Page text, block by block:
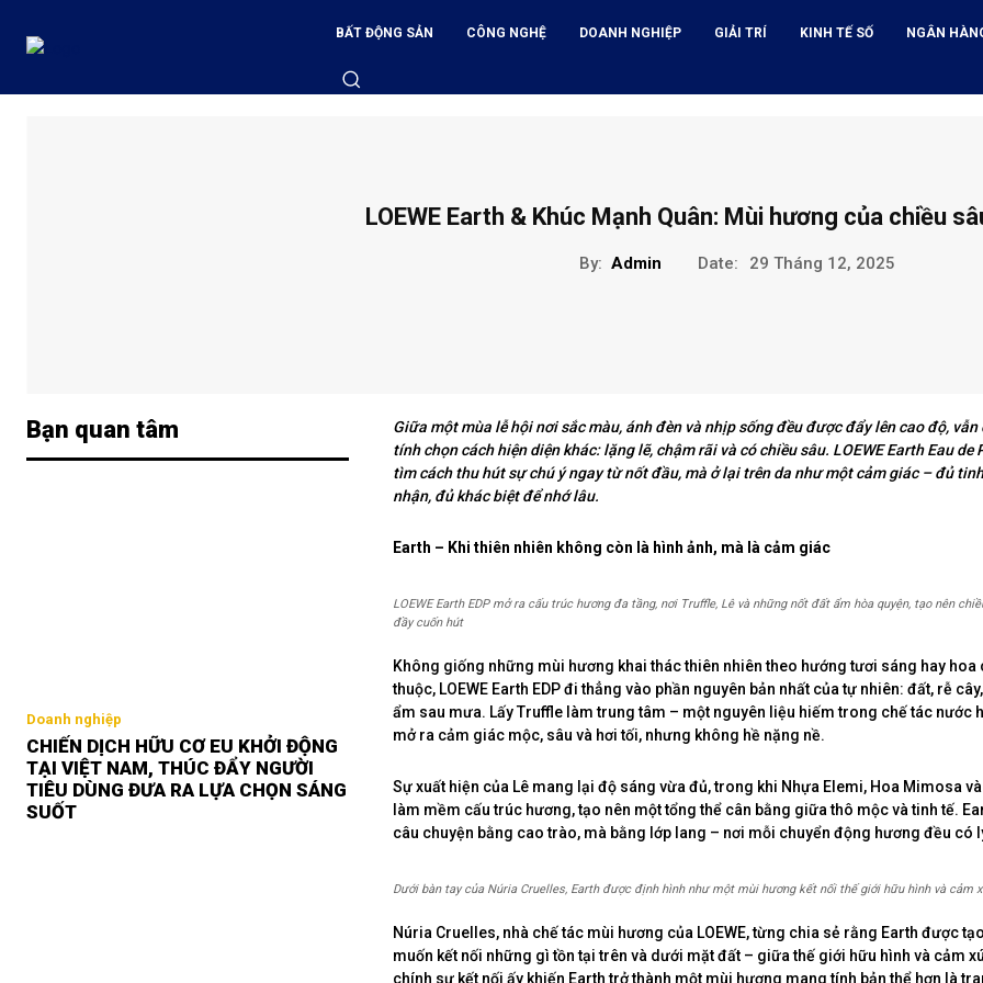
BẤT ĐỘNG SẢN CÔNG NGHỆ DOANH NGHIỆP GIẢI TRÍ KINH TẾ SỐ NGÂN
LOEWE Earth & Khúc Mạnh Quân: Mùi hương của chiều
By: Admin Date: 29 Tháng 12, 2025
Bạn quan tâm
Doanh nghiệp
CHIẾN DỊCH HỮU CƠ EU KHỞI ĐỘNG
TẠI VIỆT NAM, THÚC ĐẨY NGƯỜI
TIÊU DÙNG ĐƯA RA LỰA CHỌN SÁNG
SUỐT
Giữa một mùa lễ hội nơi sắc màu, ánh đèn và nhịp sống đều được đẩy lên cao độ, vẫn
tính chọn cách hiện diện khác: lặng lẽ, chậm rãi và có chiều sâu. LOEWE Earth Eau de
tìm cách thu hút sự chú ý ngay từ nốt đầu, mà ở lại trên da như một cảm giác – đủ
nhận, đủ khác biệt để nhớ lâu.
Earth – Khi thiên nhiên không còn là hình ảnh, mà là cảm giác
LOEWE Earth EDP mở ra cấu trúc hương đa tầng, nơi Truffle, Lê và những nốt đất ẩm hòa quyện, tạo nên
đầy cuốn hút
Không giống những mùi hương khai thác thiên nhiên theo hướng tươi sáng hay hoa
thuộc, LOEWE Earth EDP đi thẳng vào phần nguyên bản nhất của tự nhiên: đất, rễ
ẩm sau mưa. Lấy Truffle làm trung tâm – một nguyên liệu hiếm trong chế tác nước
mở ra cảm giác mộc, sâu và hơi tối, nhưng không hề nặng nề.
Sự xuất hiện của Lê mang lại độ sáng vừa đủ, trong khi Nhựa Elemi, Hoa Mimosa
làm mềm cấu trúc hương, tạo nên một tổng thể cân bằng giữa thô mộc và tinh tế.
câu chuyện bằng cao trào, mà bằng lớp lang – nơi mỗi chuyển động hương đều có
Dưới bàn tay của Núria Cruelles, Earth được định hình như một mùi hương kết nối thế giới hữu hình và cảm
Núria Cruelles, nhà chế tác mùi hương của LOEWE, từng chia sẻ rằng Earth được
muốn kết nối những gì tồn tại trên và dưới mặt đất – giữa thế giới hữu hình và cảm
chính sự kết nối ấy khiến Earth trở thành một mùi hương mang tính bản thể hơn là